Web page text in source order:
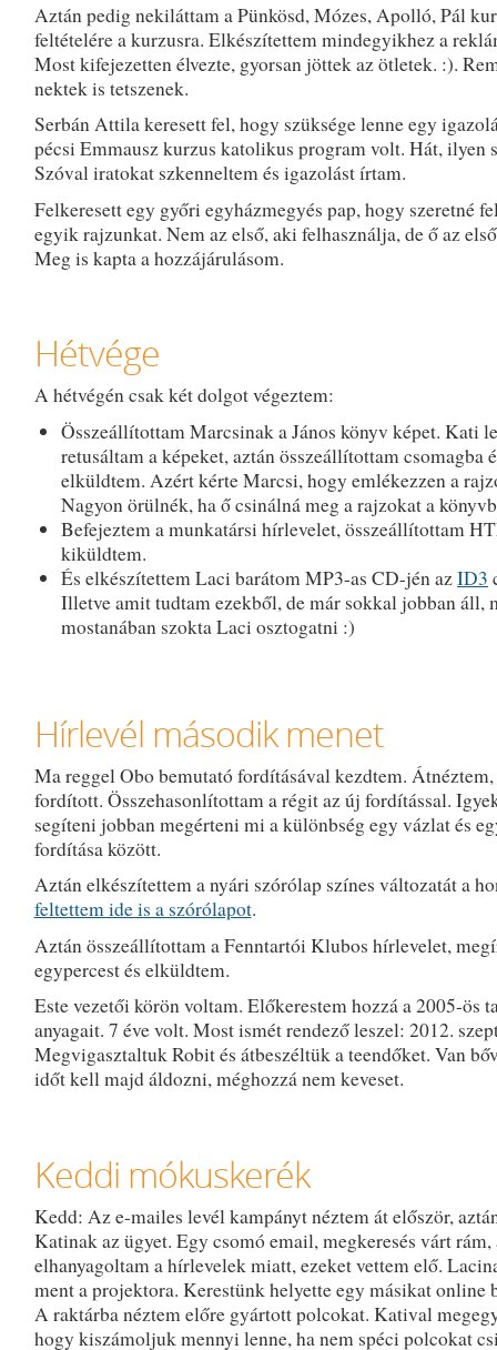
Aztán pedig nekiláttam a Pünkösd, Mózes, Apolló, Pál
feltételére a kurzusra. Elkészítettem mindegyikhez a
Most kifejezetten élvezte, gyorsan jöttek az ötletek. :).
nektek is tetszenek.
Serbán Attila keresett fel, hogy szüksége lenne egy
pécsi Emmausz kurzus katolikus program volt. Hát, ilyen
Szóval iratokat szkenneltem és igazolást írtam.
Felkeresett egy győri egyházmegyés pap, hogy szeretné
egyik rajzunkat. Nem az első, aki felhasználja, de ő az
Meg is kapta a hozzájárulásom.
Hétvége
A hétvégén csak két dolgot végeztem:
Összeállítottam Marcsinak a János könyv képet. Kati
retusáltam a képeket, aztán összeállítottam csomagba
elküldtem. Azért kérte Marcsi, hogy emlékezzen a
Nagyon örülnék, ha ő csinálná meg a rajzokat a
Befejeztem a munkatársi hírlevelet, összeállítottam
kiküldtem.
És elkészítettem Laci barátom MP3-as CD-jén azID3
Illetve amit tudtam ezekből, de már sokkal jobban áll,
mostanában szokta Laci osztogatni :)
Hírlevél második menet
Ma reggel Obo bemutató fordításával kezdtem.
fordított. Összehasonlítottam a régit az új fordítással.
segíteni jobban megérteni mi a különbség egy vázlat és
fordítása között.
Aztán elkészítettem a nyári szórólap színes változatát a
feltettem ide is a szórólapot.
Aztán összeállítottam a Fenntartói Klubos hírlevelet,
egypercest és elküldtem.
Este vezetői körön voltam. Előkerestem hozzá a 2005-ös
anyagait. 7 éve volt. Most ismét rendező leszel: 2012.
Megvigasztaltuk Robit és átbeszéltük a teendőket. Van
időt kell majd áldozni, méghozzá nem keveset.
Keddi mókuskerék
Kedd: Az e-mailes levél kampányt néztem át először,
Katinak az ügyet. Egy csomó email, megkeresés várt
elhanyagoltam a hírlevelek miatt, ezeket vettem elő.
ment a projektora. Kerestünk helyette egy másikat online
A raktárba néztem előre gyártott polcokat. Katival
hogy kiszámoljuk mennyi lenne, ha nem spéci polcokat